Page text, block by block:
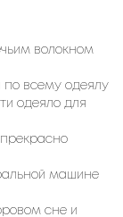
волокном
по всему одеялу
одеяло для
машине
сне и